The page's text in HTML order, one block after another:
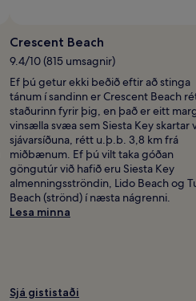
Crescent Beach
9.4/10 (815 umsagnir)
Ef þú getur ekki beðið eftir að stinga
tánum í sandinn er Crescent Beach
staðurinn fyrir þig, en það er eitt
vinsælla svæa sem Siesta Key skartar
sjávarsíðuna, rétt u.þ.b. 3,8 km frá
miðbænum. Ef þú vilt taka góðan
göngutúr við hafið eru Siesta Key
almenningsströndin, Lido Beach og
Beach (strönd) í næsta nágrenni.
Lesa minna
Sjá gististaði